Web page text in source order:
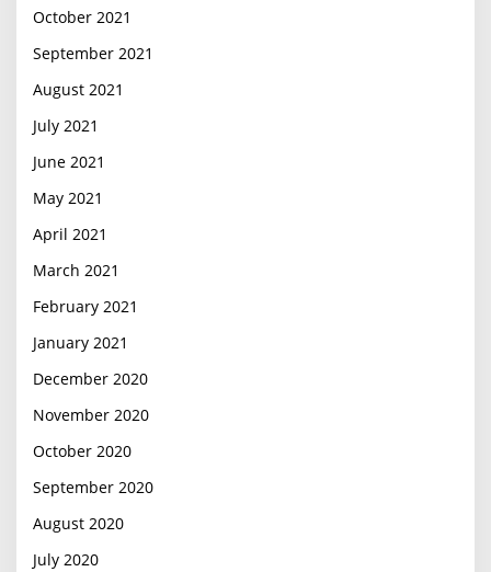
October 2021
September 2021
August 2021
July 2021
June 2021
May 2021
April 2021
March 2021
February 2021
January 2021
December 2020
November 2020
October 2020
September 2020
August 2020
July 2020